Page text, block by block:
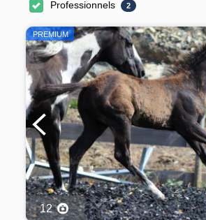
Professionnels 2
PREMIUM
12